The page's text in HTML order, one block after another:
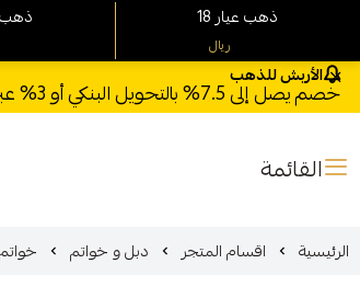
الأربش للذهب
خصم يصل إلى 7.5% بالتحويل البنكي أو 3% عبر مدى وSTC Pay + خصم بكود **X123** وشحن مجاني للطلبات فوق 1000 ريال
القائمة
الرئيسية اقسام المتجر دبل و خواتم
21 18 ذهب عيار
ريال